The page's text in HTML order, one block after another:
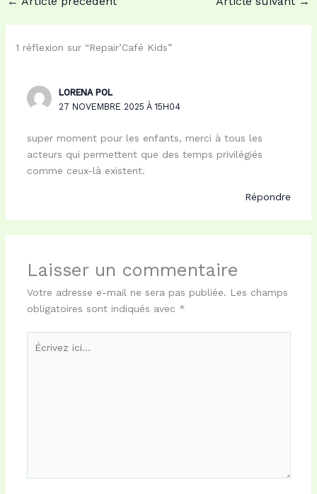
b
o
k
o
d
n
l
a
g
r
1 réflexion sur “Repair’Café Kids”
LORENA POL
27 NOVEMBRE 2025 À 15H04
super moment pour les enfants, merci à tous les
acteurs qui permettent que des temps privilégiés
comme ceux-là existent.
Répondre
Laisser un commentaire
Votre adresse e-mail ne sera pas publiée. Les champs
obligatoires sont indiqués avec *